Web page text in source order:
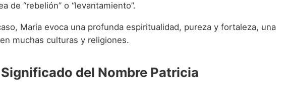
de “rebelión” o “levantamiento”.
Maria evoca una profunda espiritualidad, pureza y fortaleza, una
muchas culturas y religiones.
del Nombre Patricia